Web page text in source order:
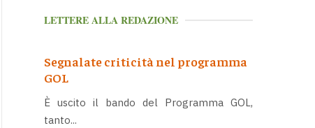
LETTERE ALLA REDAZIONE
Segnalate criticità nel programma
GOL
È uscito il bando del Programma GOL,
tanto...